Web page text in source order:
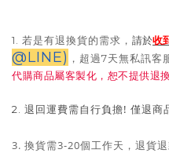
1. 若是有退換貨的需求， 請於收
@LINE) ，超過7天無私訊客
代購商品屬客製化，恕不提供退換
2 退回運費需自行負擔! 僅退商
3. 換貨需3-20個工作天，退貨